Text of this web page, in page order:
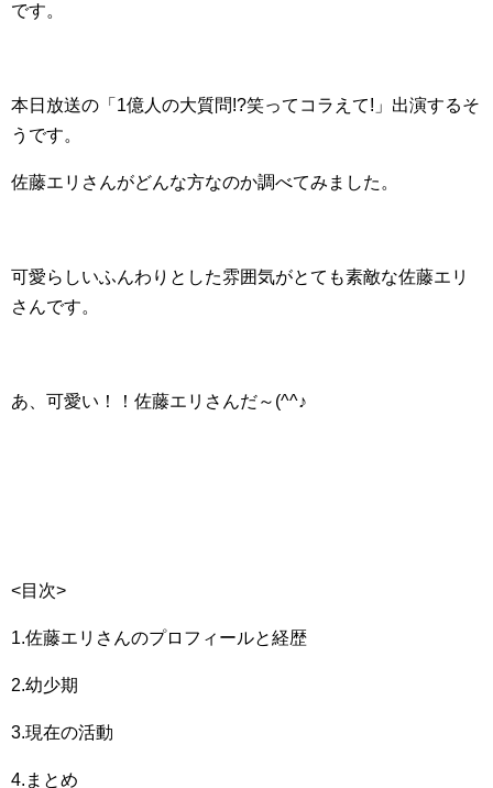
です。
本日放送の「 1億人の大質問!?笑ってコラえて!」出演するそ
うです。
佐藤エリさんがどんな方なのか調べてみました。
可愛らしいふんわりとした雰囲気がとても素敵な佐藤エリ
さんです。
あ、可愛い！！佐藤エリさんだ～(^^♪
<目次>
1.佐藤エリさんのプロフィールと経歴
2.幼少期
3.現在の活動
4.まとめ